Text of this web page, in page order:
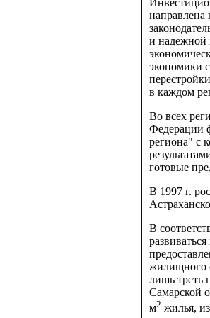
направлена
и надежной
экономики
в каждом
Во всех
Федерации
региона" с
готовые
В 1997 г.
В
жилищного
лишь треть
Самарской
м2 жилья,